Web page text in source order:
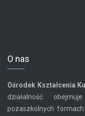
O nas
Ośrodek Kształcenia
działalność
pozaszkolnych